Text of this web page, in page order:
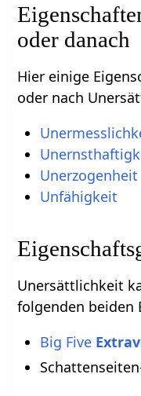
oder danach
Hier einige
oder nach
Unerzogenheit
Unfähigkeit
Unersättlichkeit
folgenden beiden
Big Five